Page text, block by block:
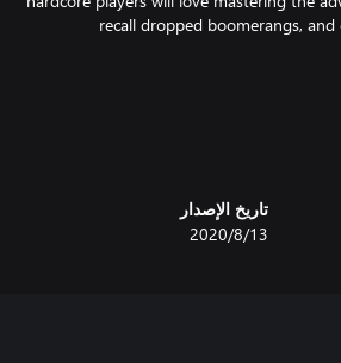
recall dropped boomerangs,
and traps. Jump over moving
Join forces with your buds to take on
Play with only the power-ups you love.
تاريخ الإصدار
13‏/8‏/2020